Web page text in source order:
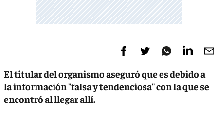
El titular del organismo aseguró que es debido a
la información "falsa y tendenciosa" con la que se
encontró al llegar allí.